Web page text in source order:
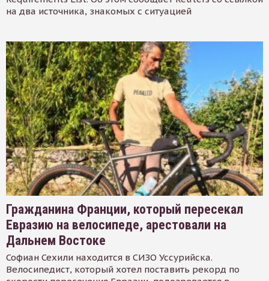
на два источника, знакомых с ситуацией
Гражданина Франции, который пересекал
Евразию на велосипеде, арестовали на
Дальнем Востоке
Софиан Сехили находится в СИЗО Уссурийска.
Велосипедист, который хотел поставить рекорд по